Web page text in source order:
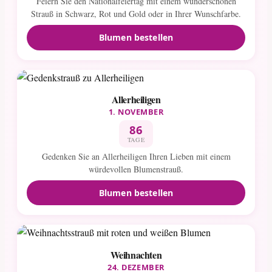
Strauß in Schwarz, Rot und Gold oder in Ihrer Wunschfarbe.
Blumen bestellen
Allerheiligen
1. NOVEMBER
86
TAGE
Gedenken Sie an Allerheiligen Ihren Lieben mit einem
würdevollen Blumenstrauß.
Blumen bestellen
Weihnachten
24. DEZEMBER